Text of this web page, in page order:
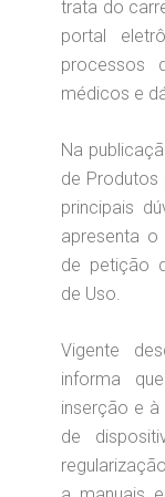
trata do
portal
processos
médicos e
Na
de Produtos
principais
apresenta
de petição
de Uso.
Vigente
informa
inserção e
de